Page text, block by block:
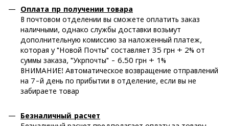
Оплата пр получении товара
В почтовом отделении вы сможете оплатить заказ
наличными, однако службы доставки возьмут
дополнительную комиссию за наложенный платеж,
которая у "Новой Почты" составляет 35 грн + 2% от
суммы заказа, "Укрпочты" - 6.50 грн + 1%
ВНИМАНИЕ! Автоматическое возвращение отправлений
на 7-й день по прибытии в отделение, если вы не
забираете товар
Безналичный расчет